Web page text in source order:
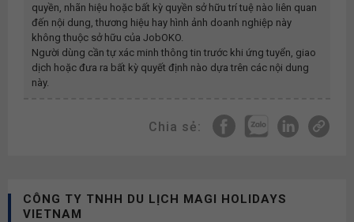
quyền, nhãn hiệu hoặc bất kỳ quyền sở hữu trí tuệ nào liên quan
đến nội dung, thương hiệu hay hình ảnh doanh nghiệp này
không thuộc sở hữu của JobOKO.
Người dùng cần tự xác minh thông tin trước khi ứng tuyển, giao
dịch hoặc đưa ra bất kỳ quyết định nào dựa trên các nội dung
này.
Chia sẻ:
CÔNG TY TNHH DU LỊCH MAGI HOLIDAYS
VIETNAM